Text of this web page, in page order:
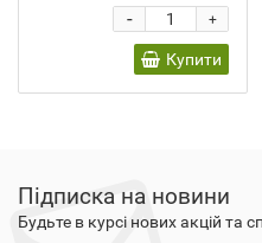
+
-
Купити
Підписка на новини
Будьте в курсі нових акцій та